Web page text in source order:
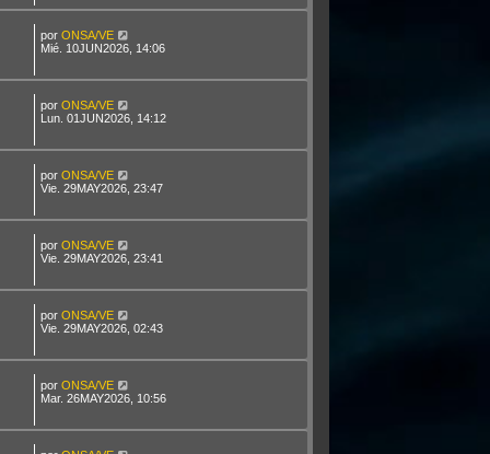
por ONSA/VE
Mié. 10JUN2026, 14:06
por ONSA/VE
Lun. 01JUN2026, 14:12
por ONSA/VE
Vie. 29MAY2026, 23:47
por ONSA/VE
Vie. 29MAY2026, 23:41
por ONSA/VE
Vie. 29MAY2026, 02:43
por ONSA/VE
Mar. 26MAY2026, 10:56